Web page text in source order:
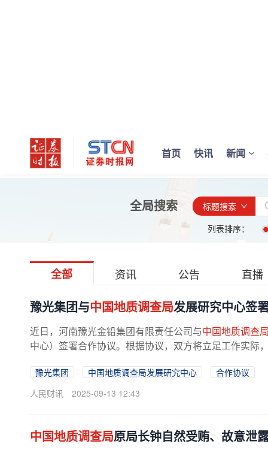
首页 快讯 新闻
全局搜索
标题搜索
列表排序：
全部 资讯 公告 直播
豫光集团与中国地质调查局发展研究中心签
近日，河南豫光金铅集团有限责任公司与中国地质调查
中心）签署合作协议。根据协议，双方将立足工作实际
豫光集团 中国地质调查局发展研究中心
合作协议
人民财讯
2025-09-13 12:43
中国地质调查局原局长钟自然受贿、故意泄